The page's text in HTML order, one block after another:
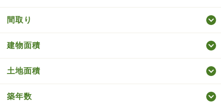
間取り
建物面積
土地面積
築年数